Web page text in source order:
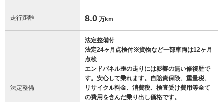
走行距離 8.0 万km
法定整備
法定整備付
法定24ヶ月点検付※貨物など一部車両は12ヶ月
点検
エンドパネル歪の走りには影響の無い修復歴で
す。安心して乗れます。自賠責保険、重量税、
リサイクル料金、消費税、検査受け費用等全て
の費用を含んだ乗り出し価格です。